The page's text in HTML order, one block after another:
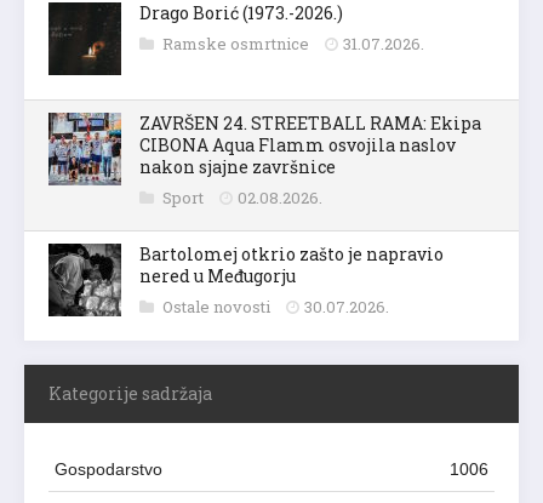
Drago Borić (1973.-2026.)
Ramske osmrtnice 31.07.2026.
ZAVRŠEN 24. STREETBALL RAMA: Ekipa
CIBONA Aqua Flamm osvojila naslov
nakon sjajne završnice
Sport 02.08.2026.
Bartolomej otkrio zašto je napravio
nered u Međugorju
Ostale novosti 30.07.2026.
Kategorije sadržaja
Gospodarstvo 1006